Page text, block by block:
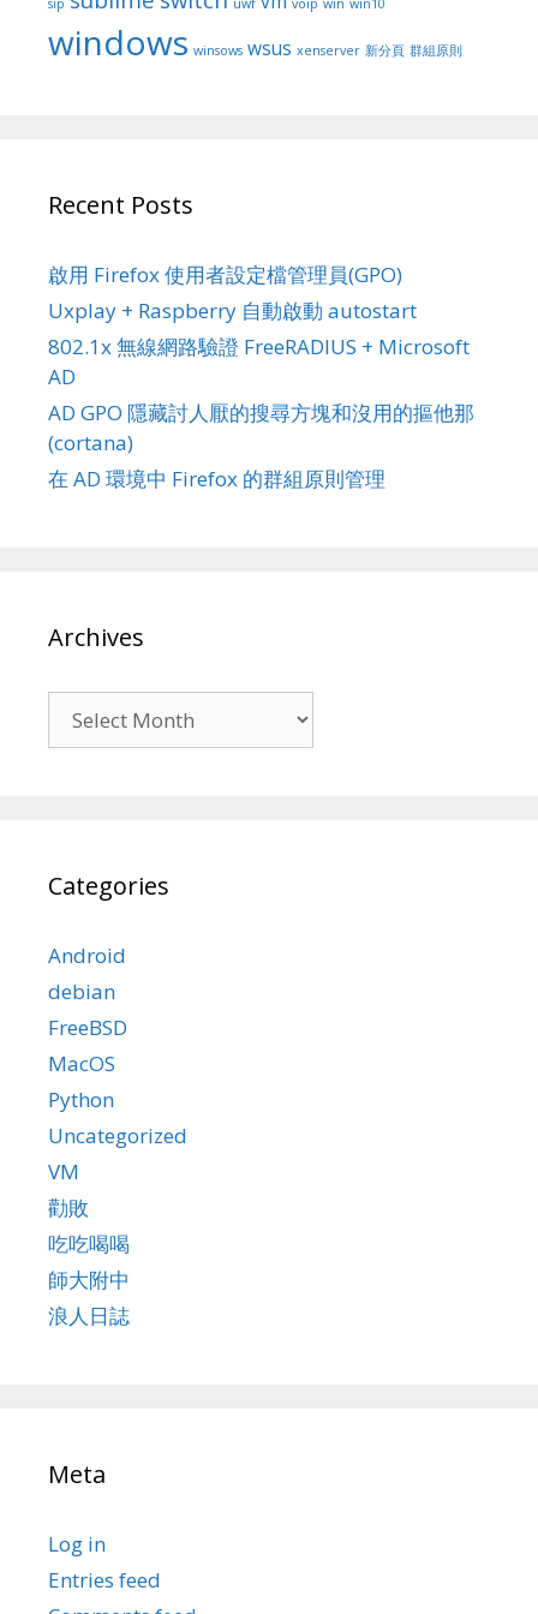
windows winsows wsus xenserver 新分頁 群組原則
Recent Posts
啟用 Firefox 使用者設定檔管理員(GPO)
Uxplay + Raspberry 自動啟動 autostart
802.1x 無線網路驗證 FreeRADIUS + Microsoft
AD
AD GPO 隱藏討人厭的搜尋方塊和沒用的摳他那
(cortana)
在 AD 環境中 Firefox 的群組原則管理
Archives
Categories
Android
debian
FreeBSD
MacOS
Python
Uncategorized
VM
勸敗
吃吃喝喝
師大附中
浪人日誌
Meta
Log in
Entries feed